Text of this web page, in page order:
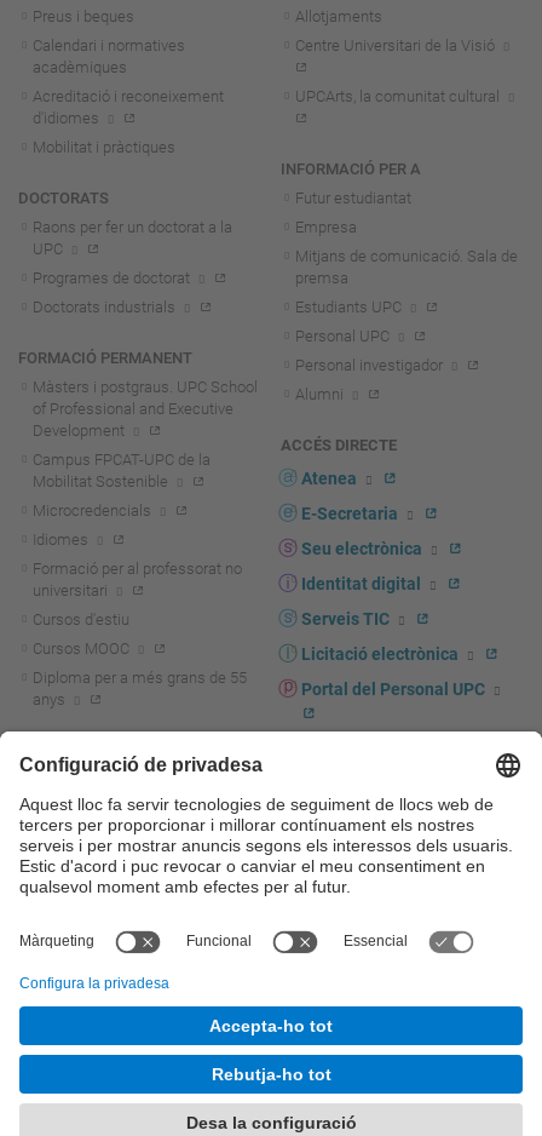
Preus i beques
Calendari i normatives
acadèmiques
Acreditació i reconeixement
d'idiomes
Mobilitat i pràctiques
DOCTORATS
Raons per fer un doctorat a la
UPC
Programes de doctorat
Doctorats industrials
FORMACIÓ PERMANENT
Màsters i postgraus. UPC School
of Professional and Executive
Development
Campus FPCAT-UPC de la
Mobilitat Sostenible
Microcredencials
Idiomes
Formació per al professorat no
universitari
Cursos d'estiu
Cursos MOOC
Diploma per a més grans de 55
anys
Actualitat R+D+I
La recerca a la UPC
La transferència, l'emprenedoria i
la innovació a la UPC
Foment i suport a la recerca
transferència, l'emprenedoria i la
Serveis per a empreses
Allotjaments
Centre Universitari de la Visió
UPCArts, la comunitat cultural
INFORMACIÓ PER A
Futur estudiantat
Empresa
Mitjans de comunicació. Sala de
premsa
Estudiants UPC
Personal UPC
Personal investigador
Alumni
ACCÉS DIRECTE
Atenea
E-Secretaria
Seu electrònica
Identitat digital
Serveis TIC
Licitació electrònica
Portal del Personal UPC
UPCshop, marxandatge
Sala de premsa
Seguretat i salut
Autoprotecció i emergències
© UPC Universitat Politècnica de Catalunya - BarcelonaTech